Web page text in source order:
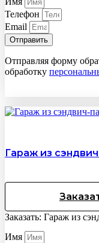
Телефон
Email
Отправить
Отправляя форму
обработку
Гараж из
Заказать: Гараж из
Имя